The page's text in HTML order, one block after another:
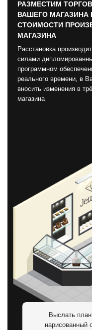
РАЗМЕСТИМ
ВАШЕГО МАГАЗИНА
СТОИМОСТИ
МАГАЗИНА
Расстановка
силами
программном
реального времени, в
вносить изменения в
магазина
Выслать
нарисованный